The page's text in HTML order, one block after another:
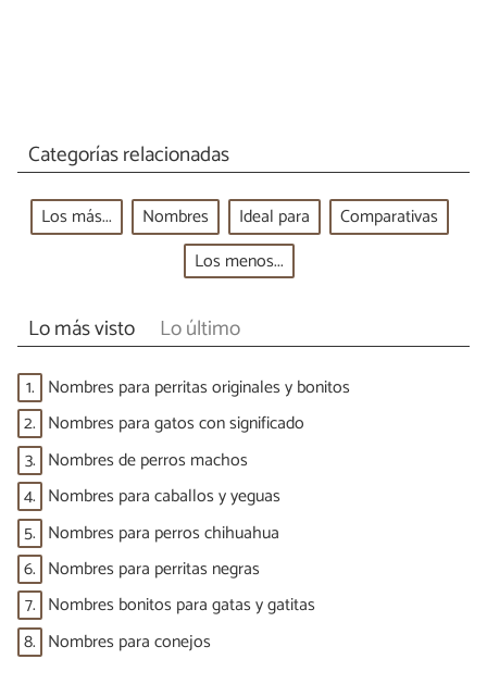
Categorías relacionadas
Los más... Nombres Ideal para
Comparativas
Los menos...
Lo más visto Lo último
1. Nombres para perritas originales y bonitos
2. Nombres para gatos con significado
3. Nombres de perros machos
4. Nombres para caballos y yeguas
5. Nombres para perros chihuahua
6. Nombres para perritas negras
7. Nombres bonitos para gatas y gatitas
8. Nombres para conejos